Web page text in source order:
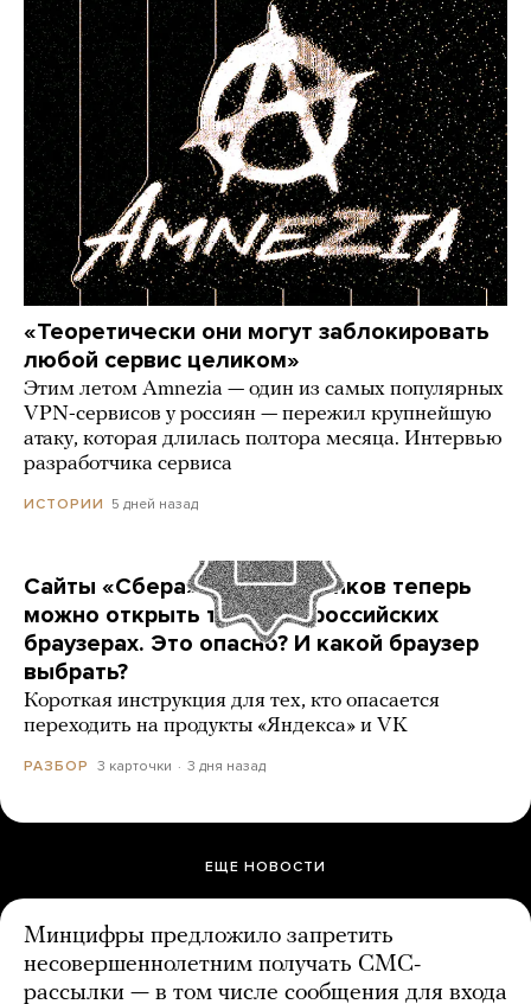
«Теоретически они могут заблокировать
любой сервис целиком»
Этим летом Amnezia — один из самых популярных
VPN-сервисов у россиян — пережил крупнейшую
атаку, которая длилась полтора месяца. Интервью
разработчика сервиса
ИСТОРИИ 5 дней назад
Сайты «Сбера» и других банков теперь
можно открыть только в российских
браузерах. Это опасно? И какой браузер
выбрать?
Короткая инструкция для тех, кто опасается
переходить на продукты «Яндекса» и VK
РАЗБОР 3 карточки 3 дня назад
ЕЩЕ НОВОСТИ
Минцифры предложило запретить
несовершеннолетним получать СМС-
рассылки — в том числе сообщения для входа